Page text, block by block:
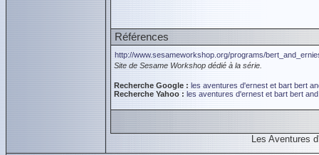
Références
http://www.sesameworkshop.org/programs/
Site de Sesame Workshop dédié à la série.
Recherche Google : les aventures d'ernest et bart bert
Recherche Yahoo : les aventures d'ernest et bart bert
Les Aventures